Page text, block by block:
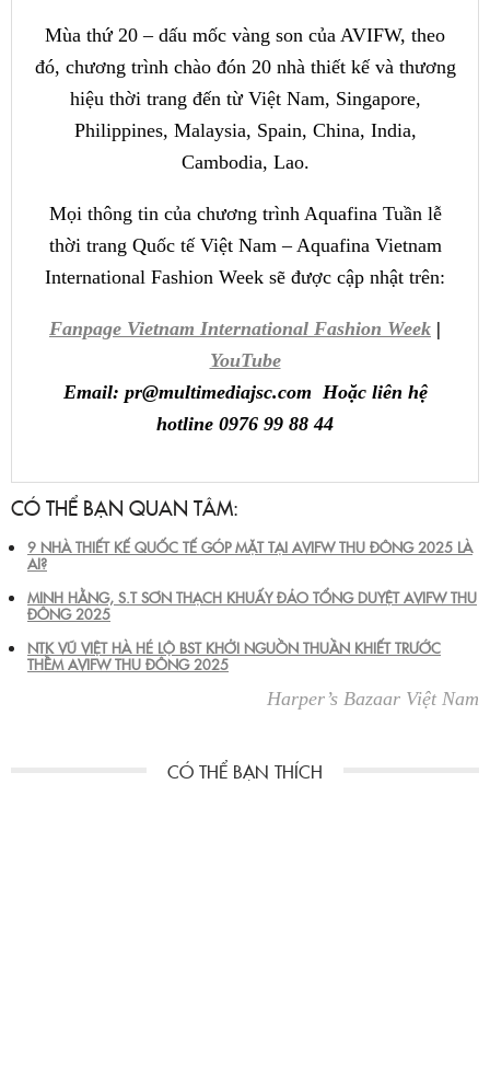
Mùa thứ 20 – dấu mốc vàng son của AVIFW, theo
đó, chương trình chào đón 20 nhà thiết kế và thương
hiệu thời trang đến từ Việt Nam, Singapore,
Philippines, Malaysia, Spain, China, India,
Cambodia, Lao.
Mọi thông tin của chương trình Aquafina Tuần lễ
thời trang Quốc tế Việt Nam – Aquafina Vietnam
International Fashion Week sẽ được cập nhật trên:
Fanpage Vietnam International Fashion Week |
YouTube
Email: pr@multimediajsc.com Hoặc liên hệ
hotline 0976 99 88 44
CÓ THỂ BẠN QUAN TÂM:
9 NHÀ THIẾT KẾ QUỐC TẾ GÓP MẶT TẠI AVIFW THU ĐÔNG 2025 LÀ
AI?
MINH HẰNG, S.T SƠN THẠCH KHUẤY ĐẢO TỔNG DUYỆT AVIFW THU
ĐÔNG 2025
NTK VŨ VIỆT HÀ HÉ LỘ BST KHỞI NGUỒN THUẦN KHIẾT TRƯỚC
THỀM AVIFW THU ĐÔNG 2025
Harper’s Bazaar Việt Nam